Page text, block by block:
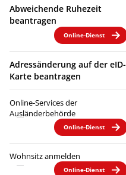
Abweichende Ruhezeit
beantragen
Online-Dienst
Adressänderung auf der eID-
Karte beantragen
Online-Services der
Ausländerbehörde
Online-Dienst
Wohnsitz anmelden
Online-Dienst